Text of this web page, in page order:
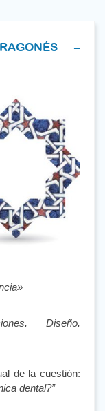
–
Diseño.
de la cuestión:
dental?”